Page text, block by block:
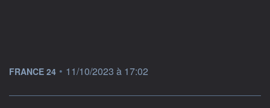
information fournie par
FRANCE 24 • 11/10/2023 à 17:02